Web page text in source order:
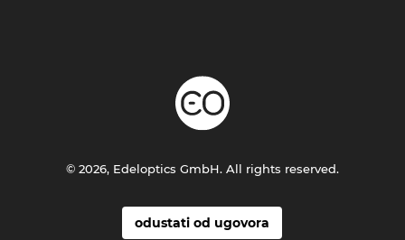
odustati od ugovora
© 2026, Edeloptics GmbH. All rights reserved.